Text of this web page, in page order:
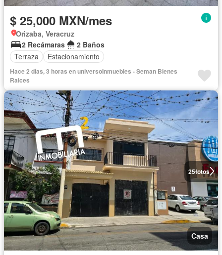
$ 25,000 MXN/mes
Orizaba, Veracruz
2 Recámaras
2 Baños
Terraza
Estacionamiento
Hace 2 días, 3 horas en universoInmuebles - Seman Bienes
Raices
25fotos
Casa